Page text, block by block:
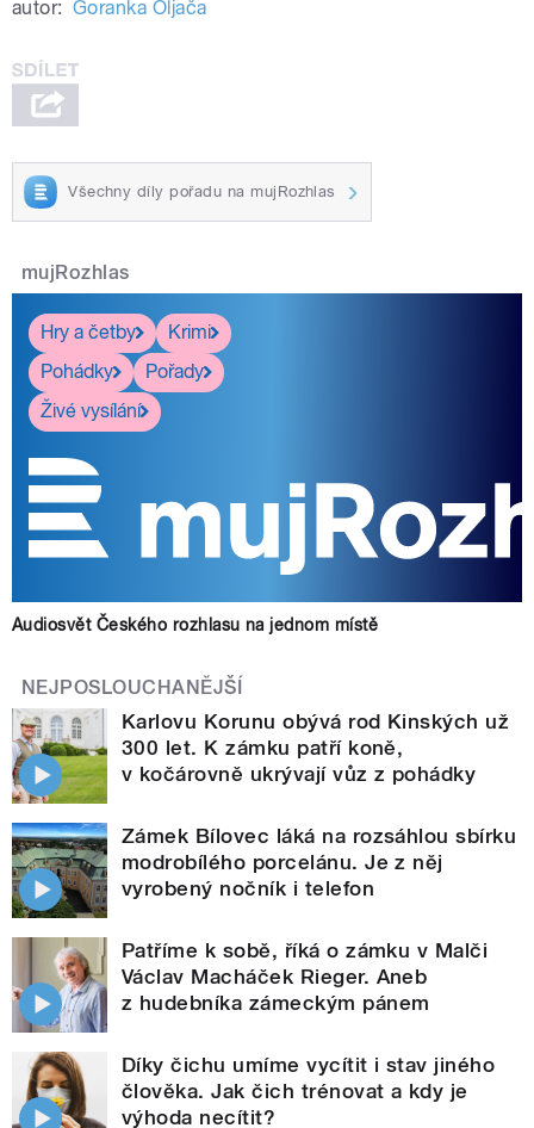
autor: Goranka Oljača
Všechny díly pořadu na mujRozhlas
mujRozhlas
Hry a četby
Krimi
Pohádky
Pořady
Živé vysílání
Audiosvět Českého rozhlasu na jednom místě
NEJPOSLOUCHANĚJŠÍ
Karlovu Korunu obývá rod Kinských už
300 let. K zámku patří koně,
v kočárovně ukrývají vůz z pohádky
Zámek Bílovec láká na rozsáhlou sbírku
modrobílého porcelánu. Je z něj
vyrobený nočník i telefon
Patříme k sobě, říká o zámku v Malči
Václav Macháček Rieger. Aneb
z hudebníka zámeckým pánem
Díky čichu umíme vycítit i stav jiného
člověka. Jak čich trénovat a kdy je
výhoda necítit?